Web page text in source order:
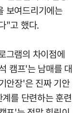
보여드리기에는
"고 했다.
그램의 차이점에
캠프'는 남매를 대
안장'은 진짜 기안
를 단련하는 훈련